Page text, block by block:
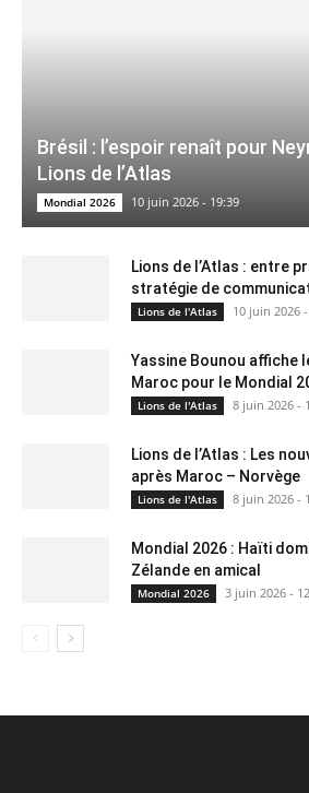
Brésil : l’espoir renaît pour
Lions de l’Atlas
Mondial 2026 10 juin 2026 - 19:39
Lions de l’Atlas : entre
stratégie de
Lions de l'Atlas 10 juin 2026
Yassine Bounou affiche
Maroc pour le Mondial
Lions de l'Atlas 8 juin 2026 -
Lions de l’Atlas : Les
après Maroc – Norvège
Lions de l'Atlas 8 juin 2026 -
Mondial 2026 : Haïti
Zélande en amical
Mondial 2026 3 juin 2026 -